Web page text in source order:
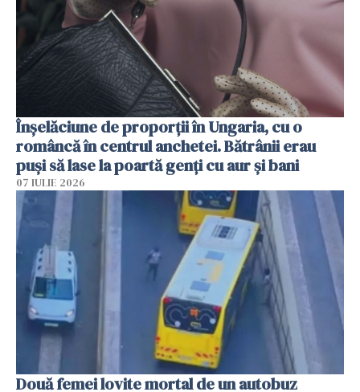
Înșelăciune de proporții în Ungaria, cu o
româncă în centrul anchetei. Bătrânii erau
puși să lase la poartă genți cu aur și bani
07 IULIE 2026
Două femei lovite mortal de un autobuz